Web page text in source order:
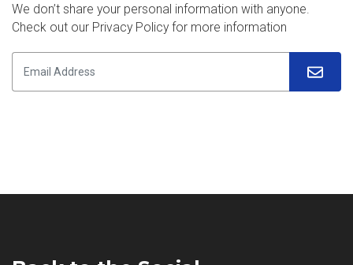
We don’t share your personal information with anyone.
Check out our Privacy Policy for more information